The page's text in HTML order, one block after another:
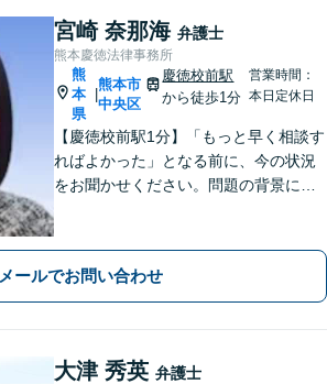
宮崎 奈那海 弁護士
熊本慶徳法律事務所
熊
本
県
熊本市
中央区
慶徳校前駅
から徒歩1分
営業時間：
本日定休日
【慶徳校前駅1分】「もっと早く相談す
ればよかった」となる前に、今の状況
をお聞かせください。問題の背景にも
間面談可】
メールでお問い合わせ
大津 秀英 弁護士